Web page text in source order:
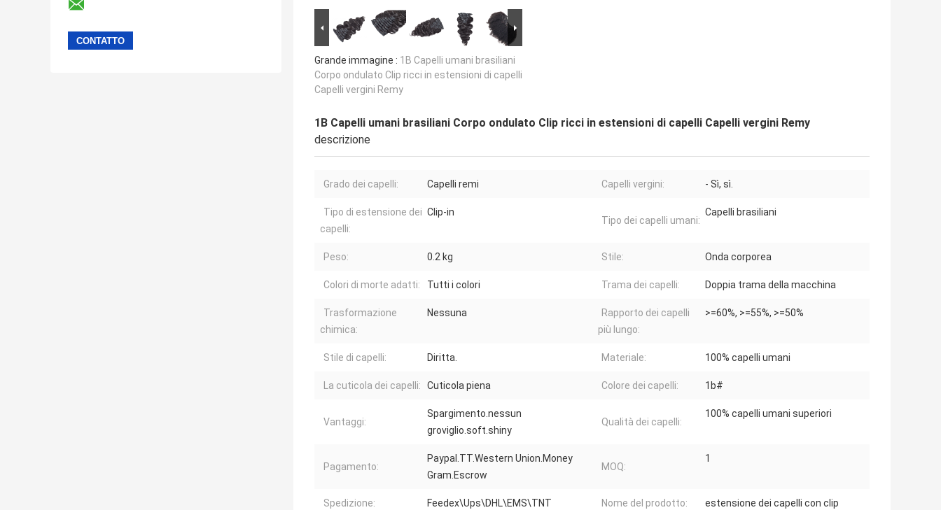
Grande immagine : 1B Capelli umani brasiliani
Corpo ondulato Clip ricci in estensioni di capelli
Capelli vergini Remy
1B Capelli umani brasiliani Corpo ondulato Clip ricci in estensioni di capelli Capelli vergini Remy
descrizione
Grado dei capelli: Capelli remi Capelli vergini: - Sì, sì.
Tipo di estensione dei
capelli:
Clip-in
Tipo dei capelli umani:
Capelli brasiliani
Peso: 0.2 kg Stile: Onda corporea
Colori di morte adatti: Tutti i colori Trama dei capelli: Doppia trama della macchina
Trasformazione
chimica:
Nessuna
Rapporto dei capelli
più lungo:
>=60%, >=55%, >=50%
Stile di capelli: Diritta. Materiale: 100% capelli umani
La cuticola dei capelli: Cuticola piena Colore dei capelli: 1b#
Vantaggi:
Spargimento.nessun
groviglio.soft.shiny
Qualità dei capelli:
100% capelli umani superiori
Pagamento:
Paypal.TT.Western Union.Money
Gram.Escrow
MOQ:
1
Spedizione: Feedex\Ups\DHL\EMS\TNT Nome del prodotto: estensione dei capelli con clip